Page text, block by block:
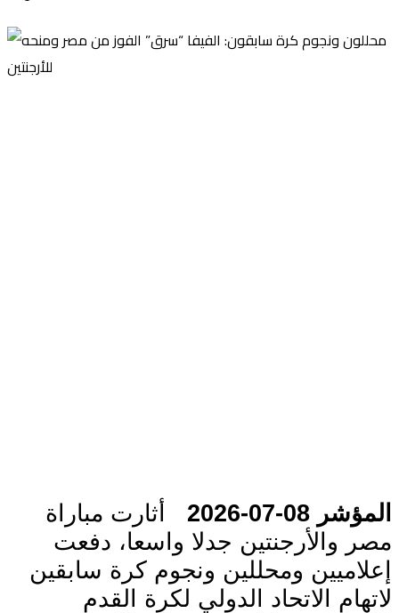
المؤشر 08-07-2026
أثارت مباراة
مصر والأرجنتين جدلا واسعا، دفعت
إعلاميين ومحللين ونجوم كرة سابقين
لاتهام الاتحاد الدولي لكرة القدم